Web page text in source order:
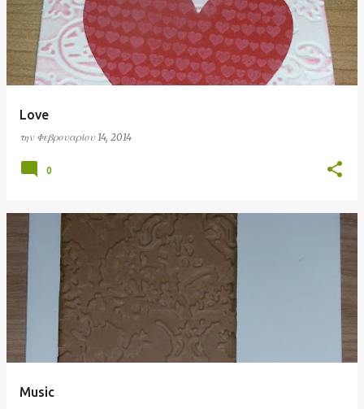
Love
την Φεβρουαρίου 14, 2014
0
Music